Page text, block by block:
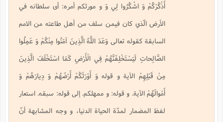
أَذْكُرْكُمْ وَ اشْكُرُوا لِي وَ و مورثكم أمره: أى سلطانه في
الأرض الّذي كان فيمن سلف من أهل طاعته من الامم
السابقة كقوله تعالىوَعَدَ اللَّهُ الَّذِينَ آمَنُوا مِنْكُمْ وَ عَمِلُوا
الصَّالِحاتِ لَيَسْتَخْلِفَنَّهُمْ فِي الْأَرْضِ كَمَا اسْتَخْلَفَ الَّذِينَ
مِنْ قَبْلِهِمْالآية و قولهوَ أَوْرَثَكُمْ أَرْضَهُمْ وَ دِيارَهُمْ وَ
أَمْوالَهُمْالآية. و قوله: و ممهلكم. إلى قوله: سبقه. استعار
لفظ المضمار لمدّة الحياة الدنيا، و وجه المشابهة أنّ